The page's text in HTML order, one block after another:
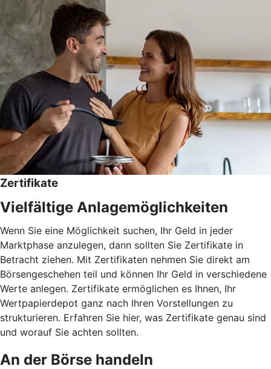
Zertifikate
Vielfältige Anlagemöglichkeiten
Wenn Sie eine Möglichkeit suchen, Ihr Geld in jeder
Marktphase anzulegen, dann sollten Sie Zertifikate in
Betracht ziehen. Mit Zertifikaten nehmen Sie direkt am
Börsengeschehen teil und können Ihr Geld in verschiedene
Werte anlegen. Zertifikate ermöglichen es Ihnen, Ihr
Wertpapierdepot ganz nach Ihren Vorstellungen zu
strukturieren. Erfahren Sie hier, was Zertifikate genau sind
und worauf Sie achten sollten.
An der Börse handeln